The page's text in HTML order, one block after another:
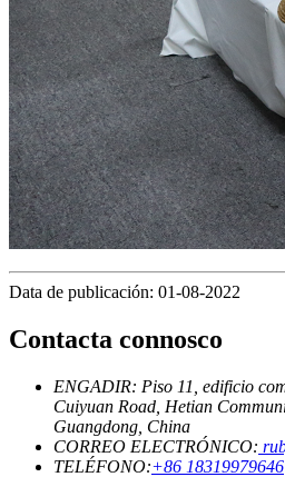
Data de publicación: 01-08-2022
Contacta connosco
ENGADIR: Piso 11, edificio
Cuiyuan Road, Hetian
Guangdong, China
CORREO ELECTRÓNICO:
TELÉFONO:+86 18319979646